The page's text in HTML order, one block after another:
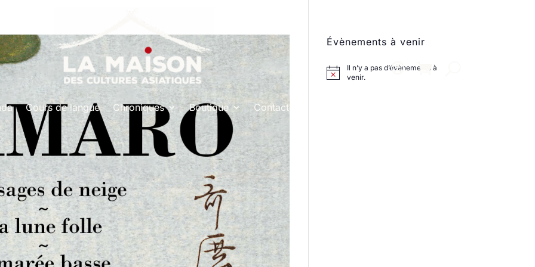
Cours de langue Chroniques Boutique Contact
Évènements à venir
Il n’y a pas d’évènements à
venir.